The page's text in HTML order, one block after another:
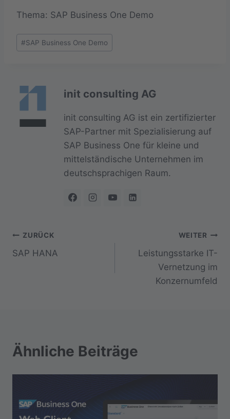
Thema: SAP Business One Demo
Schlagworte:
#SAP Business One Demo
init consulting AG
init consulting AG ist ein zertifizierter
SAP-Partner mit Spezialisierung auf
SAP Business One für kleine und
mittelständische Unternehmen im
deutschsprachigen Raum.
Beitragsnavigation
ZURÜCK
SAP HANA
WEITER
Leistungsstarke IT-
Vernetzung im
Konzernumfeld
Ähnliche Beiträge